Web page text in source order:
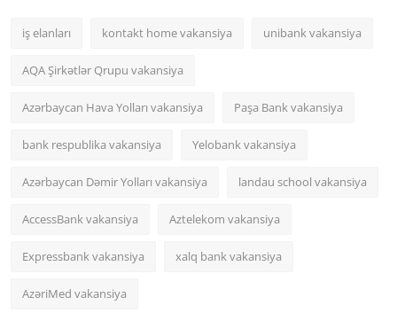
iş elanları kontakt home vakansiya unibank vakansiya
AQA Şirkətlər Qrupu vakansiya
Azərbaycan Hava Yolları vakansiya Paşa Bank vakansiya
bank respublika vakansiya Yelobank vakansiya
Azərbaycan Dəmir Yolları vakansiya landau school vakansiya
AccessBank vakansiya Aztelekom vakansiya
Expressbank vakansiya xalq bank vakansiya
AzəriMed vakansiya